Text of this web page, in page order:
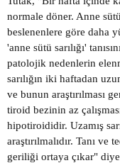
normale döner. Anne
beslenenlere göre daha
'anne sütü sarılığı'
patolojik nedenlerin
sarılığın iki haftadan
ve bunun araştırılması
tiroid bezinin az
hipotiroididir. Uzamış
araştırılmalıdır. Tanı
geriliği ortaya çıkar"